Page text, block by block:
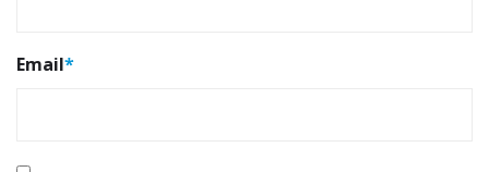
Email*